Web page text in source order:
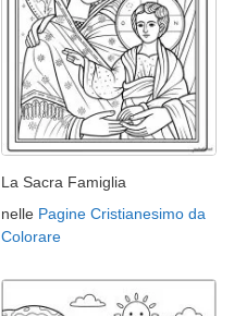
La Sacra Famiglia
nelle Pagine Cristianesimo da
Colorare